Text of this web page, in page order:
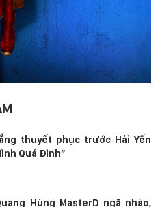
thuyết phục trước Hải Yến
Quá Đỉnh”
Hùng MasterD ngã nhào,